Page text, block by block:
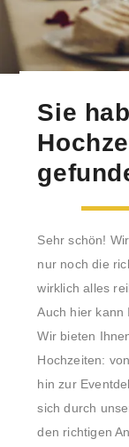
Sie
Sehr schön!
nur noch die
wirklich alles
Auch hier kann
Wir bieten
Hochzeiten:
hin zur
sich durch
den richtigen